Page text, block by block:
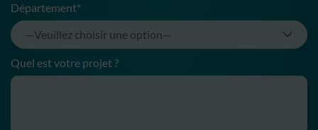
Département*
Quel est votre projet ?